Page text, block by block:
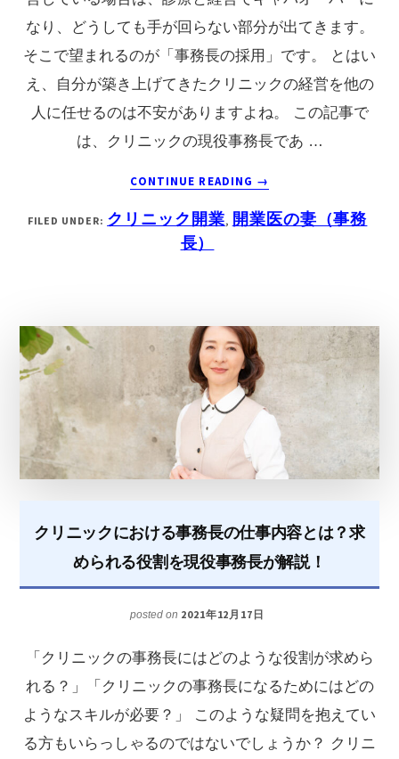
用
で
よ
く
あ
る
失
なり、どうしても手が回らない部分が出てきます。
そこで望まれるのが「事務長の採用」です。 とはい
え、自分が築き上げてきたクリニックの経営を他の
人に任せるのは不安がありますよね。 この記事で
は、クリニックの現役事務長であ …
CONTINUE READING ABOUT
ク
ク
業
績
UP
導
事
務
に
か
せ
な
い
→
FILED UNDER: クリニック開業, 開業医の妻（事務
長）
クリニックにおける事務長の仕事内容とは？求
められる役割を現役事務長が解説！
posted on 2021年12月17日
「クリニックの事務長にはどのような役割が求めら
れる？」「クリニックの事務長になるためにはどの
ようなスキルが必要？」 このような疑問を抱えてい
る方もいらっしゃるのではないでしょうか？ クリニ